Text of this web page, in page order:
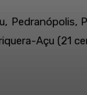
Açu (21